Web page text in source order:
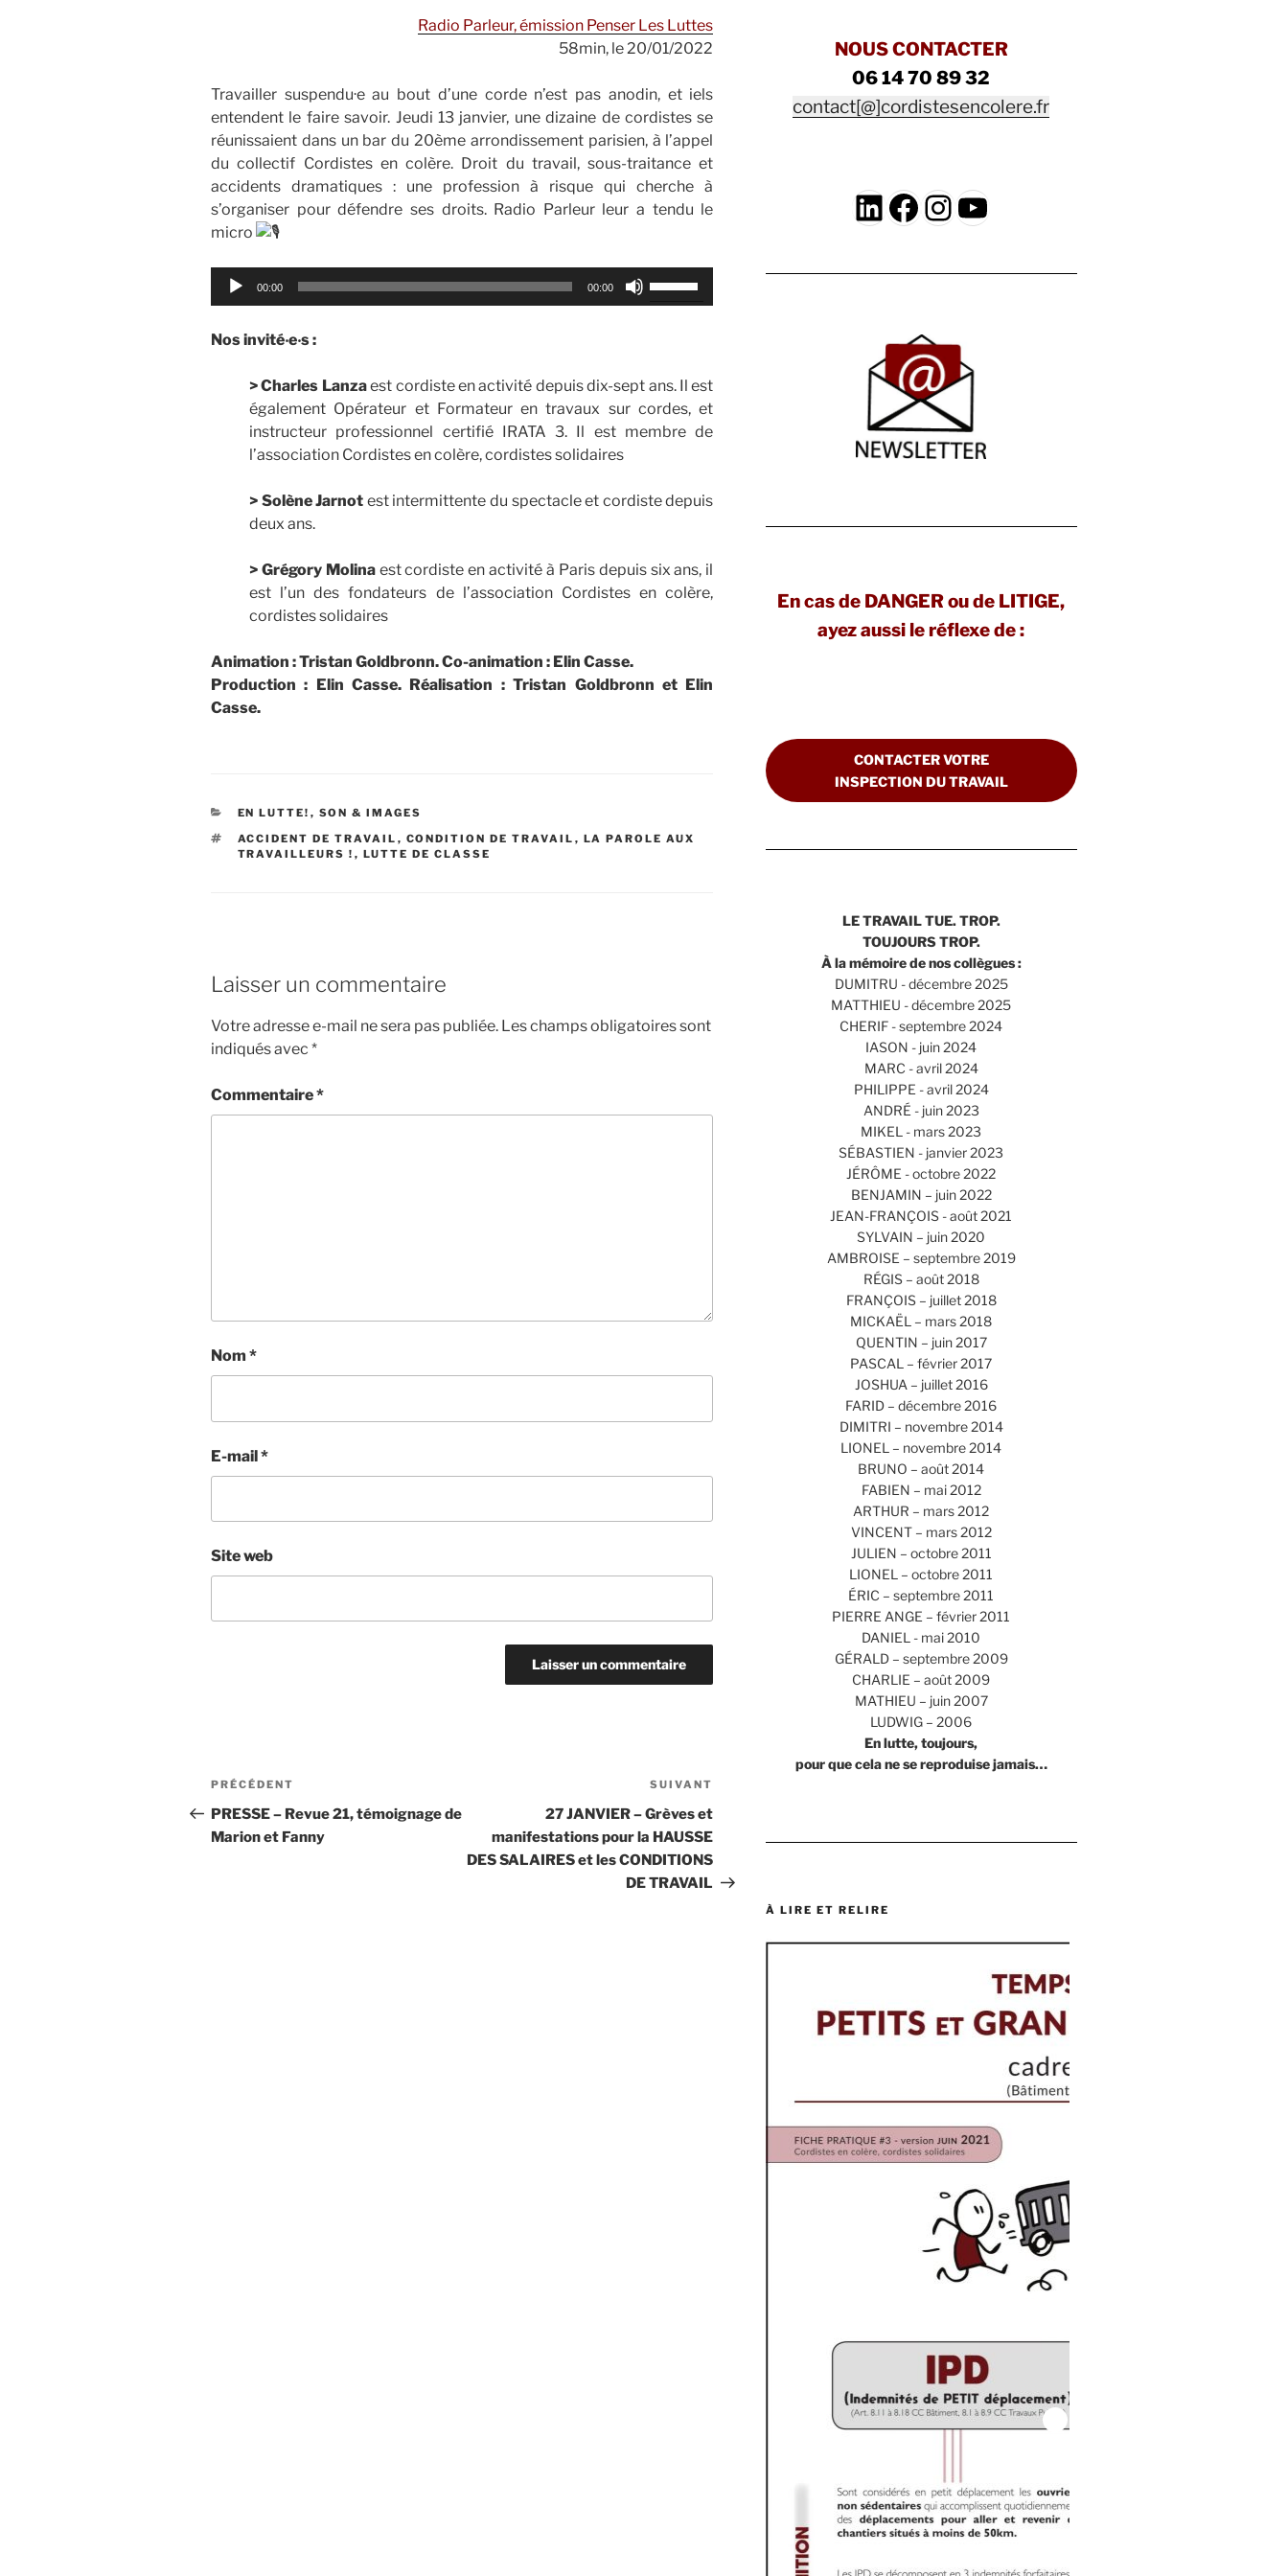
Radio Parleur, émission Penser Les Luttes
58min, le 20/01/2022
Travailler suspendu·e au bout d’une corde n’est pas anodin, et iels
entendent le faire savoir. Jeudi 13 janvier, une dizaine de cordistes se
réunissaient dans un bar du 20ème arrondissement parisien, à l’appel
du collectif Cordistes en colère. Droit du travail, sous-traitance et
accidents dramatiques : une profession à risque qui cherche à
s’organiser pour défendre ses droits. Radio Parleur leur a tendu le
micro
Lecteur
00:00 00:00
augmenter
ou
diminuer
Nos invité‧e‧s :
> Charles Lanzaest cordiste en activité depuis dix-sept ans. Il est
également Opérateur et Formateur en travaux sur cordes, et
instructeur professionnel certifié IRATA 3. Il est membre de
l’association Cordistes en colère, cordistes solidaires
> Solène Jarnot est intermittente du spectacle et cordiste depuis
deux ans.
> Grégory Molinaest cordiste en activité à Paris depuis six ans, il
est l’un des fondateurs de l’association Cordistes en colère,
cordistes solidaires
Animation : Tristan Goldbronn. Co-animation : Elin Casse.
Production : Elin Casse. Réalisation : Tristan Goldbronn et Elin
Casse.
CATÉGORIES
EN LUTTE! , SON & IMAGES
ÉTIQUETTES
ACCIDENT DE TRAVAIL , CONDITION DE TRAVAIL , LA PAROLE AUX
TRAVAILLEURS ! , LUTTE DE CLASSE
Laisser un commentaire
Votre adresse e-mail ne sera pas publiée. Les champs obligatoires sont
indiqués avec *
Commentaire*
Nom *
E-mail*
Site web
Navigation
de
l’article
Article
précédent
PRÉCÉDENT
PRESSE – Revue 21, témoignage de
Marion et Fanny
suivant
SUIVANT
27 JANVIER – Grèves et
manifestations pour la HAUSSE
DES SALAIRES et les CONDITIONS
DE TRAVAIL
NOUS CONTACTER
06 14 70 89 32
contact[@]cordistesencolere.fr
LinkedIn
Facebook
Instagram
YouTube
En cas de DANGER ou de LITIGE,
ayez aussi le réflexe de :
CONTACTER VOTRE
INSPECTION DU TRAVAIL
LE TRAVAIL TUE. TROP.
TOUJOURS TROP.
À la mémoire de nos collègues :
DUMITRU - décembre 2025
MATTHIEU - décembre 2025
CHERIF - septembre 2024
IASON - juin 2024
MARC - avril 2024
PHILIPPE - avril 2024
ANDRÉ - juin 2023
MIKEL - mars 2023
SÉBASTIEN - janvier 2023
JÉRÔME - octobre 2022
BENJAMIN – juin 2022
JEAN-FRANÇOIS - août 2021
SYLVAIN – juin 2020
AMBROISE – septembre 2019
RÉGIS – août 2018
FRANÇOIS – juillet 2018
MICKAËL – mars 2018
QUENTIN – juin 2017
PASCAL – février 2017
JOSHUA – juillet 2016
FARID – décembre 2016
DIMITRI – novembre 2014
LIONEL – novembre 2014
BRUNO – août 2014
FABIEN – mai 2012
ARTHUR – mars 2012
VINCENT – mars 2012
JULIEN – octobre 2011
LIONEL – octobre 2011
ÉRIC – septembre 2011
PIERRE ANGE – février 2011
DANIEL - mai 2010
GÉRALD – septembre 2009
CHARLIE – août 2009
MATHIEU – juin 2007
LUDWIG – 2006
En lutte, toujours,
pour que cela ne se reproduise jamais…
À LIRE ET RELIRE